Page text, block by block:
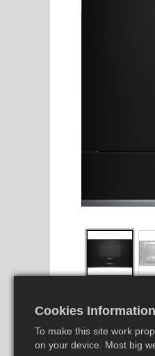
Cookies Information
To make this site work
on your device. Most big